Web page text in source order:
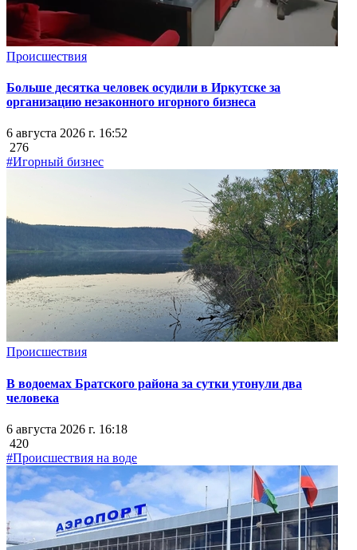
Происшествия
Больше десятка человек осудили в Иркутске за
организацию незаконного игорного бизнеса
6 августа 2026 г. 16:52
276
#Игорный бизнес
Происшествия
В водоемах Братского района за сутки утонули два
человека
6 августа 2026 г. 16:18
420
#Происшествия на воде